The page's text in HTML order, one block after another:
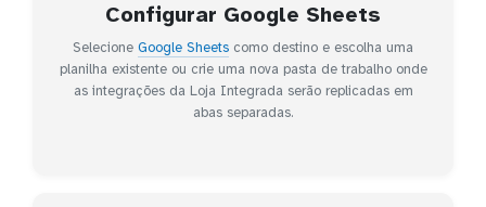
Configurar Google Sheets
Selecione Google Sheets como destino e escolha uma
planilha existente ou crie uma nova pasta de trabalho onde
as integrações da Loja Integrada serão replicadas em
abas separadas.